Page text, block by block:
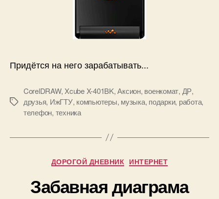
Придётся на него зарабатывать...
Метки
CorelDRAW, Xcube X-401BK,Аксион, военкомат, ДР,
друзья, ИжГТУ, компьютеры, музыка, подарки, работа,
телефон, техника
Рубрики
ДОРОГОЙ ДНЕВНИК ИНТЕРНЕТ
Забавная диаграма